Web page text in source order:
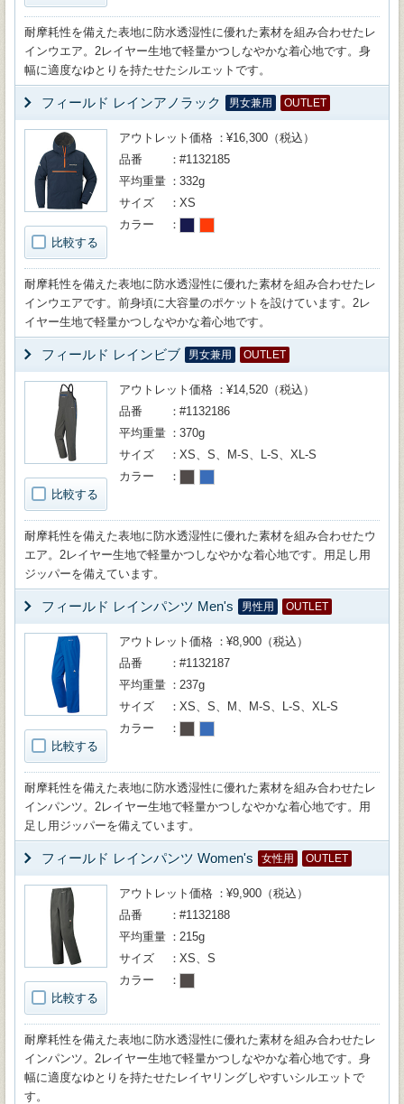
耐摩耗性を備えた表地に防水透湿性に優れた素材を組み合わせたレ
インウエア。2レイヤー生地で軽量かつしなやかな着心地です。身
幅に適度なゆとりを持たせたシルエットです。
フィールド レインアノラック 男女兼用 OUTLET
比較する
アウトレット価格
¥16,300（税込）
品番
#1132185
平均重量
332g
サイズ
XS
カラー
耐摩耗性を備えた表地に防水透湿性に優れた素材を組み合わせたレ
インウエアです。前身頃に大容量のポケットを設けています。2レ
イヤー生地で軽量かつしなやかな着心地です。
フィールド レインビブ 男女兼用 OUTLET
比較する
アウトレット価格
¥14,520（税込）
品番
#1132186
平均重量
370g
サイズ
XS、S、M-S、L-S、XL-S
カラー
耐摩耗性を備えた表地に防水透湿性に優れた素材を組み合わせたウ
エア。2レイヤー生地で軽量かつしなやかな着心地です。用足し用
ジッパーを備えています。
フィールド レインパンツ Men's 男性用 OUTLET
比較する
アウトレット価格
¥8,900（税込）
品番
#1132187
平均重量
237g
サイズ
XS、S、M、M-S、L-S、XL-S
カラー
耐摩耗性を備えた表地に防水透湿性に優れた素材を組み合わせたレ
インパンツ。2レイヤー生地で軽量かつしなやかな着心地です。用
足し用ジッパーを備えています。
フィールド レインパンツ Women's 女性用 OUTLET
比較する
アウトレット価格
¥9,900（税込）
品番
#1132188
平均重量
215g
サイズ
XS、S
カラー
耐摩耗性を備えた表地に防水透湿性に優れた素材を組み合わせたレ
インパンツ。2レイヤー生地で軽量かつしなやかな着心地です。身
幅に適度なゆとりを持たせたレイヤリングしやすいシルエットで
す。